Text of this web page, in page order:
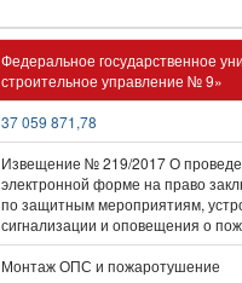
Федеральное государственное
строительное управление № 9»
37 059 871,78
Извещение № 219/2017 О
электронной форме на право
по защитным мероприятиям,
сигнализации и оповещения о
Монтаж ОПС и пожаротушение